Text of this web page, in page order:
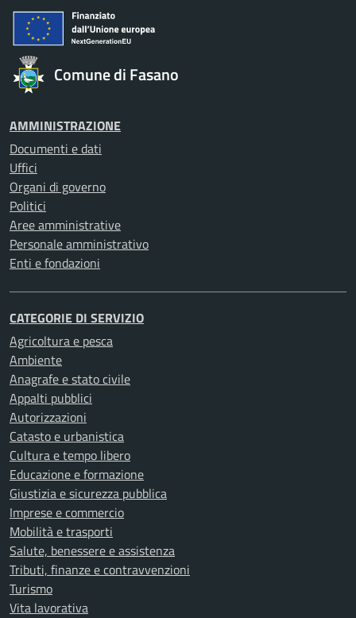
Comune di Fasano
AMMINISTRAZIONE
Documenti e dati
Uffici
Organi di governo
Politici
Aree amministrative
Personale amministrativo
Enti e fondazioni
CATEGORIE DI SERVIZIO
Agricoltura e pesca
Ambiente
Anagrafe e stato civile
Appalti pubblici
Autorizzazioni
Catasto e urbanistica
Cultura e tempo libero
Educazione e formazione
Giustizia e sicurezza pubblica
Imprese e commercio
Mobilità e trasporti
Salute, benessere e assistenza
Tributi, finanze e contravvenzioni
Turismo
Vita lavorativa